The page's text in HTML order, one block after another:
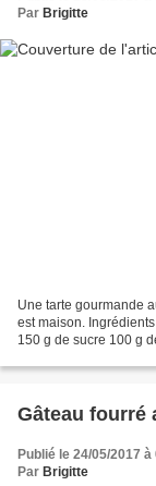
Par Brigitte
Une tarte gourmande
est maison.
150 g de sucre 100 g
Gâteau fourré
Publié le 24/05/2017 à
Par Brigitte